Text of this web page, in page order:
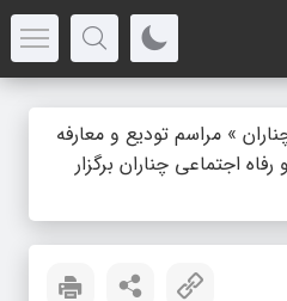
» مراسم تودیع و معارفه
اجتماعی چناران برگزار